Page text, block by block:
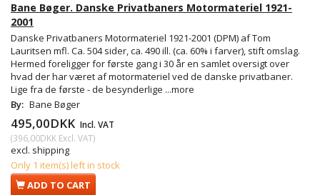
Bane Bøger. Danske Privatbaners Motormateriel 1921-
2001
Danske Privatbaners Motormateriel 1921-2001 (DPM) af Tom
Lauritsen mfl. Ca. 504 sider, ca. 490 ill. (ca. 60% i farver), stift omslag.
Hermed foreligger for første gang i 30 år en samlet oversigt over
hvad der har været af motormateriel ved de danske privatbaner.
Lige fra de første - de besynderlige ...more
By: Bane Bøger
495,00DKK Incl. VAT
(396,00DKK Excl. VAT)
excl. shipping
Only 1 item(s) left in stock
ADD TO CART